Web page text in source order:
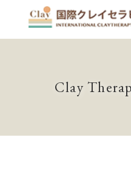
Clay